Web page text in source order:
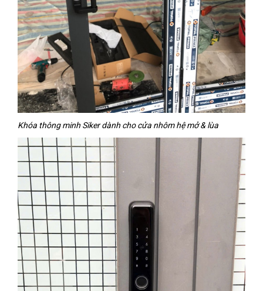
Khóa thông minh Siker dành cho cửa nhôm hệ mở & lùa